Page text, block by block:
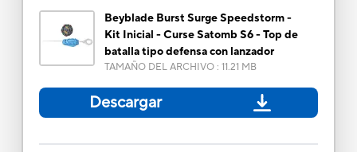
Beyblade Burst Surge Speedstorm -
Kit Inicial - Curse Satomb S6 - Top de
batalla tipo defensa con lanzador
TAMAÑO DEL ARCHIVO: 11.21 MB
Descargar